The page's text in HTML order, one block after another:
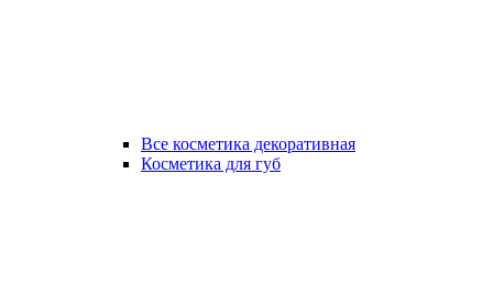
Все косметика декоративная
Косметика для губ